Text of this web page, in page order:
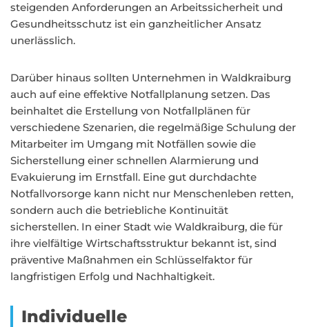
steigenden Anforderungen an Arbeitssicherheit und
Gesundheitsschutz ist ein ganzheitlicher Ansatz
unerlässlich.
Darüber hinaus sollten Unternehmen in Waldkraiburg
auch auf eine effektive Notfallplanung setzen. Das
beinhaltet die Erstellung von Notfallplänen für
verschiedene Szenarien, die regelmäßige Schulung der
Mitarbeiter im Umgang mit Notfällen sowie die
Sicherstellung einer schnellen Alarmierung und
Evakuierung im Ernstfall. Eine gut durchdachte
Notfallvorsorge kann nicht nur Menschenleben retten,
sondern auch die betriebliche Kontinuität
sicherstellen. In einer Stadt wie Waldkraiburg, die für
ihre vielfältige Wirtschaftsstruktur bekannt ist, sind
präventive Maßnahmen ein Schlüsselfaktor für
langfristigen Erfolg und Nachhaltigkeit.
Individuelle